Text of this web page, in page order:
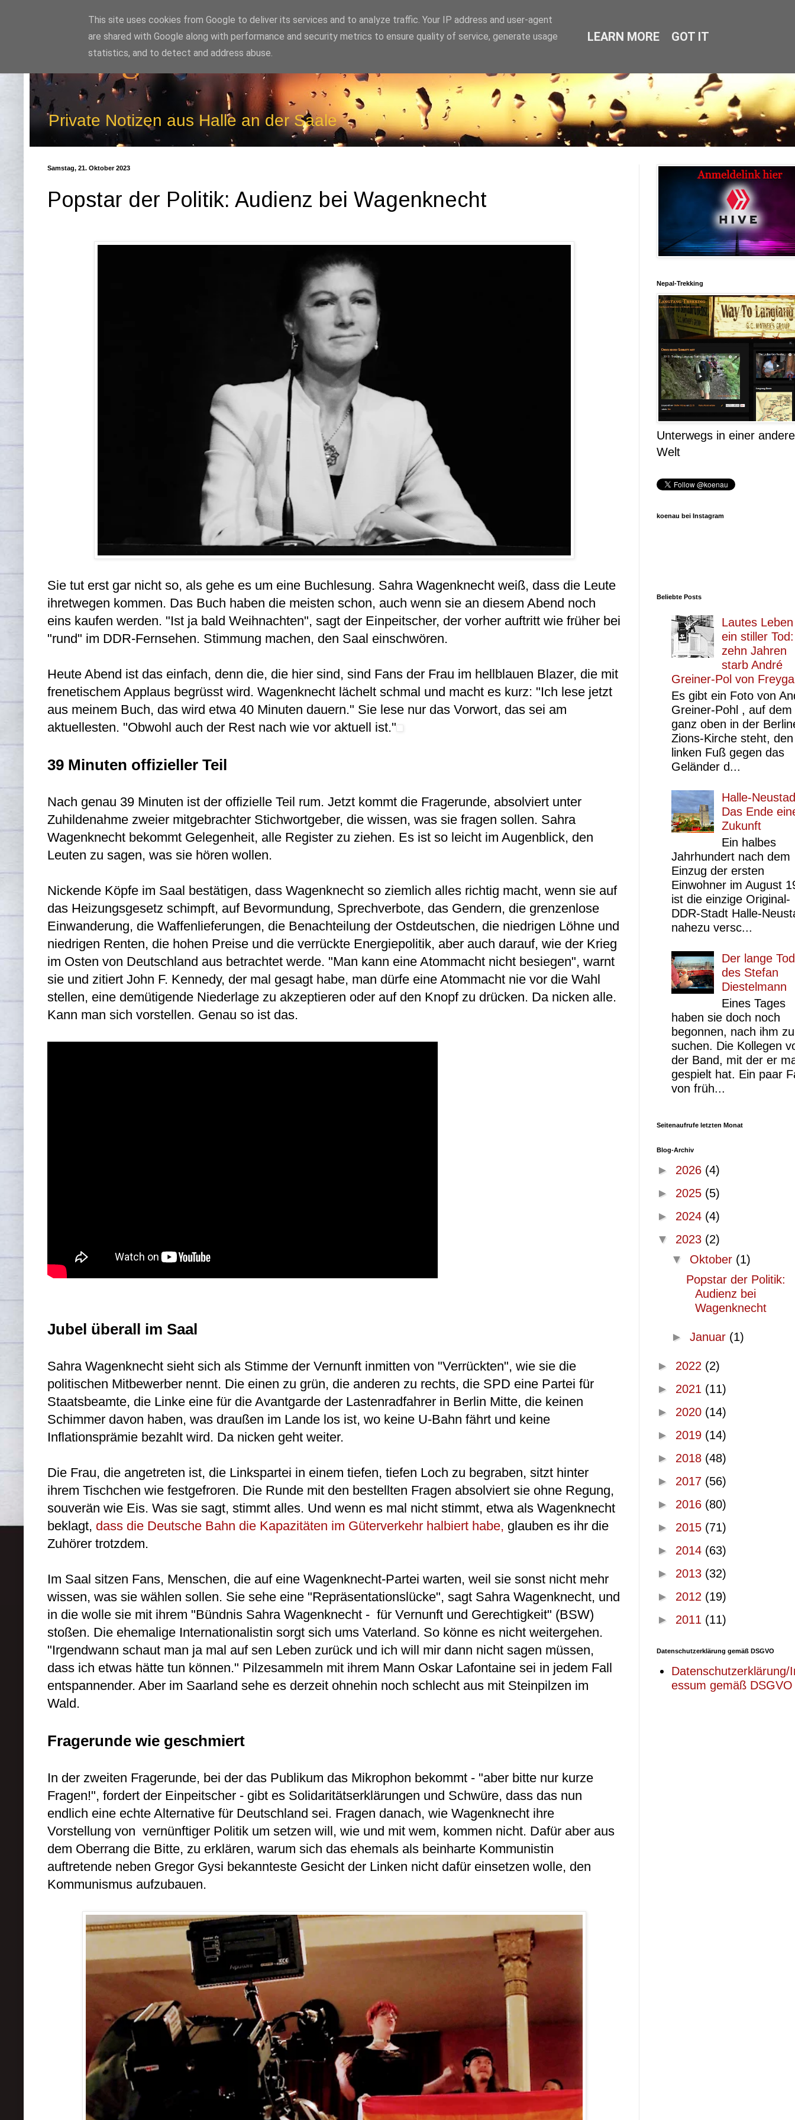
Kludge
Private Notizen aus Halle an der Saale
Samstag, 21. Oktober 2023
Popstar der Politik: Audienz bei Wagenknecht
Sie tut erst gar nicht so, als gehe es um eine Buchlesung. Sahra Wagenknecht weiß, dass die Leute
ihretwegen kommen. Das Buch haben die meisten schon, auch wenn sie an diesem Abend noch
eins kaufen werden. "Ist ja bald Weihnachten", sagt der Einpeitscher, der vorher auftritt wie früher bei
"rund" im DDR-Fernsehen. Stimmung machen, den Saal einschwören.
Heute Abend ist das einfach, denn die, die hier sind, sind Fans der Frau im hellblauen Blazer, die mit
frenetischem Applaus begrüsst wird. Wagenknecht lächelt schmal und macht es kurz: "Ich lese jetzt
aus meinem Buch, das wird etwa 40 Minuten dauern." Sie lese nur das Vorwort, das sei am
aktuellesten. "Obwohl auch der Rest nach wie vor aktuell ist."
39 Minuten offizieller Teil
Nach genau 39 Minuten ist der offizielle Teil rum. Jetzt kommt die Fragerunde, absolviert unter
Zuhildenahme zweier mitgebrachter Stichwortgeber, die wissen, was sie fragen sollen. Sahra
Wagenknecht bekommt Gelegenheit, alle Register zu ziehen. Es ist so leicht im Augenblick, den
Leuten zu sagen, was sie hören wollen.
Nickende Köpfe im Saal bestätigen, dass Wagenknecht so ziemlich alles richtig macht, wenn sie auf
das Heizungsgesetz schimpft, auf Bevormundung, Sprechverbote, das Gendern, die grenzenlose
Einwanderung, die Waffenlieferungen, die Benachteilung der Ostdeutschen, die niedrigen Löhne und
niedrigen Renten, die hohen Preise und die verrückte Energiepolitik, aber auch darauf, wie der Krieg
im Osten von Deutschland aus betrachtet werde. "Man kann eine Atommacht nicht besiegen", warnt
sie und zitiert John F. Kennedy, der mal gesagt habe, man dürfe eine Atommacht nie vor die Wahl
stellen, eine demütigende Niederlage zu akzeptieren oder auf den Knopf zu drücken. Da nicken alle.
Kann man sich vorstellen. Genau so ist das.
Jubel überall im Saal
Sahra Wagenknecht sieht sich als Stimme der Vernunft inmitten von "Verrückten", wie sie die
politischen Mitbewerber nennt. Die einen zu grün, die anderen zu rechts, die SPD eine Partei für
Staatsbeamte, die Linke eine für die Avantgarde der Lastenradfahrer in Berlin Mitte, die keinen
Schimmer davon haben, was draußen im Lande los ist, wo keine U-Bahn fährt und keine
Inflationsprämie bezahlt wird. Da nicken geht weiter.
Die Frau, die angetreten ist, die Linkspartei in einem tiefen, tiefen Loch zu begraben, sitzt hinter
ihrem Tischchen wie festgefroren. Die Runde mit den bestellten Fragen absolviert sie ohne Regung,
souverän wie Eis. Was sie sagt, stimmt alles. Und wenn es mal nicht stimmt, etwa als Wagenknecht
beklagt, dass die Deutsche Bahn die Kapazitäten im Güterverkehr halbiert habe, glauben es ihr die
Zuhörer trotzdem.
Im Saal sitzen Fans, Menschen, die auf eine Wagenknecht-Partei warten, weil sie sonst nicht mehr
wissen, was sie wählen sollen. Sie sehe eine "Repräsentationslücke", sagt Sahra Wagenknecht, und
in die wolle sie mit ihrem "Bündnis Sahra Wagenknecht - für Vernunft und Gerechtigkeit" (BSW)
stoßen. Die ehemalige Internationalistin sorgt sich ums Vaterland. So könne es nicht weitergehen.
"Irgendwann schaut man ja mal auf sen Leben zurück und ich will mir dann nicht sagen müssen,
dass ich etwas hätte tun können." Pilzesammeln mit ihrem Mann Oskar Lafontaine sei in jedem Fall
entspannender. Aber im Saarland sehe es derzeit ohnehin noch schlecht aus mit Steinpilzen im
Wald.
Fragerunde wie geschmiert
In der zweiten Fragerunde, bei der das Publikum das Mikrophon bekommt - "aber bitte nur kurze
Fragen!", fordert der Einpeitscher - gibt es Solidaritätserklärungen und Schwüre, dass das nun
endlich eine echte Alternative für Deutschland sei. Fragen danach, wie Wagenknecht ihre
Vorstellung von vernünftiger Politik um setzen will, wie und mit wem, kommen nicht. Dafür aber aus
dem Oberrang die Bitte, zu erklären, warum sich das ehemals als beinharte Kommunistin
auftretende neben Gregor Gysi bekannteste Gesicht der Linken nicht dafür einsetzen wolle, den
Kommunismus aufzubauen.
Nepal-Trekking
Unterwegs in einer
Welt
koenau bei Instagram
Beliebte Posts
Lautes
ein stiller
zehn Jahren
starb André
Greiner-Pol von
Es gibt ein Foto von
Greiner-Pohl , auf dem
ganz oben in der
Zions-Kirche steht, den
linken Fuß gegen das
Geländer d...
Halle-
Das Ende
Zukunft
Ein halbes
Jahrhundert nach dem
Einzug der ersten
Einwohner im August
ist die einzige Original-
DDR-Stadt Halle-
nahezu versc...
Der lange Tod
des Stefan
Diestelmann
Eines Tages
haben sie doch noch
begonnen, nach ihm zu
suchen. Die Kollegen
der Band, mit der er
gespielt hat. Ein paar
von früh...
Seitenaufrufe letzten Monat
Blog-Archiv
► 2026 (4)
► 2025 (5)
► 2024 (4)
▼ 2023 (2)
▼ Oktober (1)
Popstar der Politik:
Audienz bei
Wagenknecht
► Januar (1)
► 2022 (2)
► 2021 (11)
► 2020 (14)
► 2019 (14)
► 2018 (48)
► 2017 (56)
► 2016 (80)
► 2015 (71)
► 2014 (63)
► 2013 (32)
► 2012 (19)
► 2011 (11)
Datenschutzerklärung gemäß DSGVO
Datenschutzerklärung/
essum gemäß DSGVO
This site uses cookies from Google to deliver its services and to analyze traffic. Your IP address and user-agent
are shared with Google along with performance and security metrics to ensure quality of service, generate usage
statistics, and to detect and address abuse.
LEARN MORE GOT IT